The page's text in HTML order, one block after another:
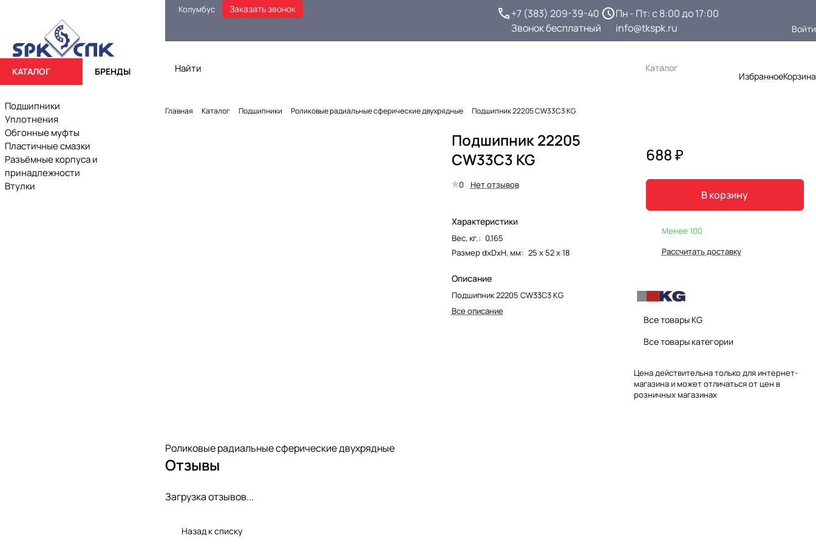
Колумбус Заказать звонок
+7 (383) 209-39-40
Звонок бесплатный
Пн - Пт: с 8:00 до 17:00
info@tkspk.ru
Войти
Каталог
ИзбранноеКорзина
Главная Каталог Подшипники Роликовые радиальные сферические двухрядные Подшипник 22205 CW33C3 KG
Подшипник 22205
CW33C3 KG
0 Нет отзывов
Характеристики
Вес, кг.: 0,165
Размер dxDxH, мм: 25 х 52 х 18
Описание
Подшипник 22205 CW33C3 KG
Все описание
688 ₽
В корзину
Менее 100
Рассчитать доставку
Все товары KG
Все товары категории
Цена действительна только для интернет-
магазина и может отличаться от цен в
розничных магазинах
Роликовые радиальные сферические двухрядные
Отзывы
Загрузка отзывов...
Назад к списку
КАТАЛОГ БРЕНДЫ
Подшипники
Уплотнения
Обгонные муфты
Пластичные смазки
Разъёмные корпуса и
принадлежности
Втулки